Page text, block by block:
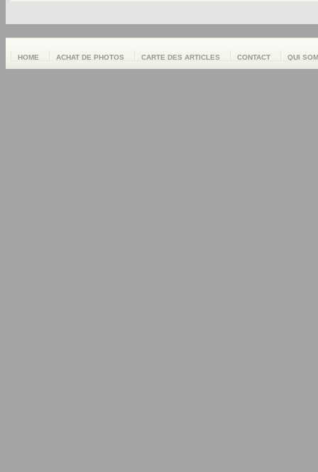
HOME ACHAT DE PHOTOS CARTE DES ARTICLES CONTACT QUI